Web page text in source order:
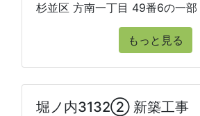
杉並区 方南一丁目 49番6の一部
もっと見る
堀ノ内3132② 新築工事